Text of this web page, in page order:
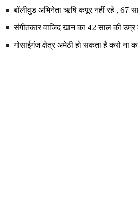
बॉलीवुड अभिनेता ऋषि कपूर नहीं रहे , 67
संगीतकार वाजिद खान का 42 साल की
गोसाईगंज क्षेत्र अमेठी हो सकता है करो ना